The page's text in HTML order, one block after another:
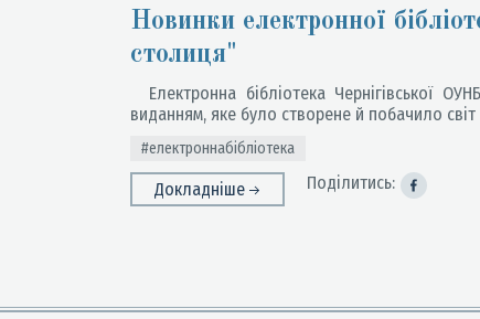
Новинки електронної
столиця"
Електронна бібліотека Чернігівської
виданням, яке було створене й побачило
#електроннабібліотека
Докладніше Поділитись: